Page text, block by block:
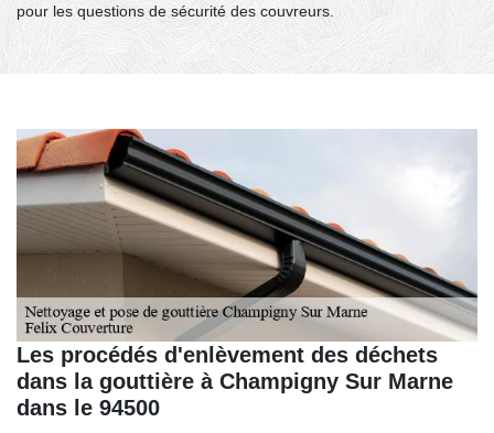
pour les questions de sécurité des couvreurs.
Les procédés d'enlèvement des déchets
dans la gouttière à Champigny Sur Marne
dans le 94500